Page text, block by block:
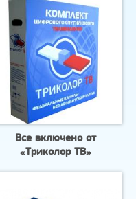
Все включено от
«Триколор ТВ»